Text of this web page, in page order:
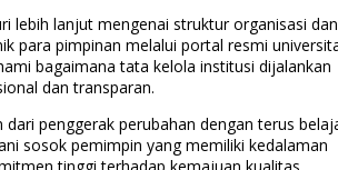
lebih lanjut mengenai struktur organisasi dan
para pimpinan melalui portal resmi
bagaimana tata kelola institusi dijalankan
dan transparan.
dari penggerak perubahan dengan terus
sosok pemimpin yang memiliki kedalaman